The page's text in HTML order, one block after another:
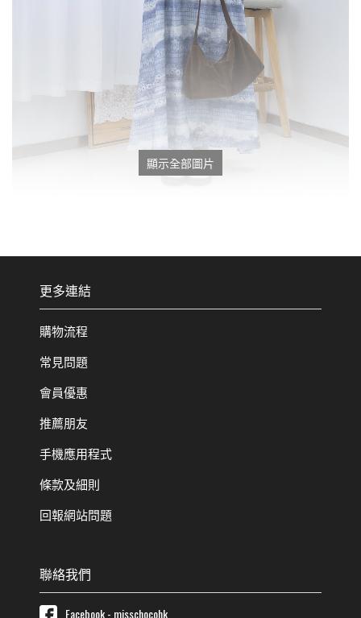
顯示全部圖片
更多連結
購物流程
常見問題
會員優惠
推薦朋友
手機應用程式
條款及細則
回報網站問題
聯絡我們
Facebook - misschocohk